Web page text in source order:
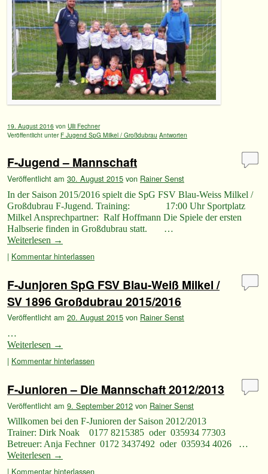
19. August 2016 von Ulli Fechner
Veröffentlicht unter F Jugend SpG Milkel / Großdubrau Antworten
F-Jugend – Mannschaft
Veröffentlicht am 30. August 2015 von Rainer Senst
In der Saison 2015/2016 spielt die SpG FSV Blau-Weiss Milkel /
Großdubrau F-Jugend. Training: 17:00 Uhr Sportplatz
Milkel Ansprechpartner: Ralf Hoffmann Die Spiele der ersten
Halbserie finden in Großdubrau statt. …
Weiterlesen →
| Kommentar hinterlassen
F-Junjoren SpG FSV Blau-Weiß Milkel /
SV 1896 Großdubrau 2015/2016
Veröffentlicht am 20. August 2015 von Rainer Senst
…
Weiterlesen →
| Kommentar hinterlassen
F-Junioren – Die Mannschaft 2012/2013
Veröffentlicht am 9. September 2012 von Rainer Senst
Willkomen bei den F-Junioren der Saison 2012/2013
Trainer: Dirk Noak 0177 8215385 oder 035934 77303
Betreuer: Anja Fechner 0172 3437492 oder 035934 4026 …
Weiterlesen →
| Kommentar hinterlassen